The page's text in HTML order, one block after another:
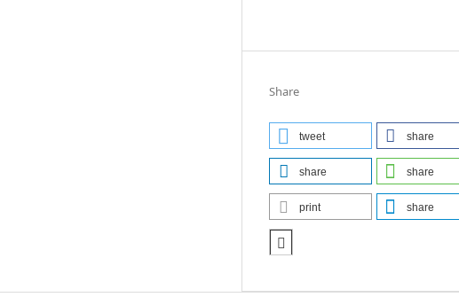
Share
tweet share
share share
print share